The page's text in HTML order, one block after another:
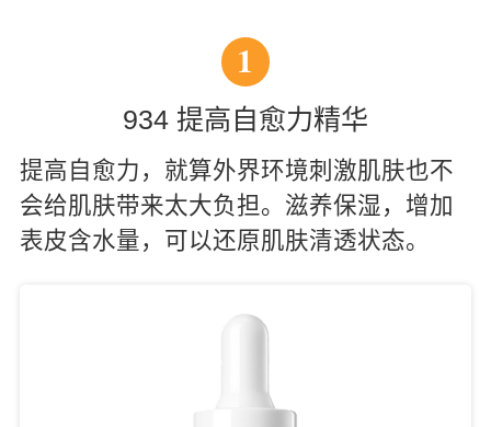
1
934 提高自愈力精华
提高自愈力，就算外界环境刺激肌肤也不
会给肌肤带来太大负担。滋养保湿，增加
表皮含水量，可以还原肌肤清透状态。